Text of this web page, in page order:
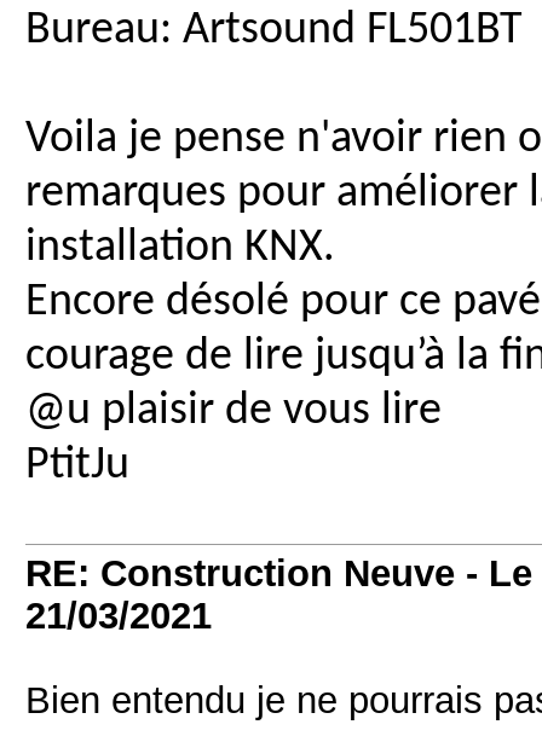
Bureau: Artsound
Voila je pense n'avoir rien
remarques pour améliorer
installation KNX.
Encore désolé pour ce
courage de lire jusqu’à la
@u plaisir de vous lire
PtitJu
RE: Construction Neuve -
21/03/2021
Bien entendu je ne pourrais